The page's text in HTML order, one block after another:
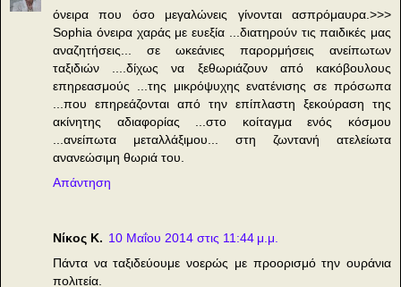
όνειρα που όσο μεγαλώνεις γίνονται ασπρόμαυρα.>>>
Sophia όνειρα χαράς με ευεξία ...διατηρούν τις παιδικές μας
αναζητήσεις... σε ωκεάνιες παρορμήσεις ανείπωτων
ταξιδιών ....δίχως να ξεθωριάζουν από κακόβουλους
επηρεασμούς ...της μικρόψυχης ενατένισης σε πρόσωπα
...που επηρεάζονται από την επίπλαστη ξεκούραση της
ακίνητης αδιαφορίας ...στο κοίταγμα ενός κόσμου
...ανείπωτα μεταλλάξιμου... στη ζωντανή ατελείωτα
ανανεώσιμη θωριά του.
Απάντηση
Νίκος Κ. 10 Μαΐου 2014 στις 11:44 μ.μ.
Πάντα να ταξιδεύουμε νοερώς με προορισμό την ουράνια
πολιτεία.